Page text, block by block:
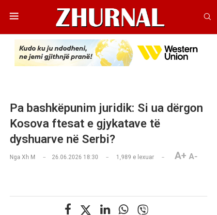
Pa bashkëpunim juridik: Si ua dërgon
Kosova ftesat e gjykatave të
dyshuarve në Serbi?
Nga Xh M 26.06.2026 18:30 1,989 e lexuar A+ A-